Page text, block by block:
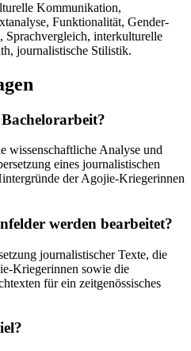
Kommunikation,
Funktionalität, Gender-
interkulturelle
journalistische Stilistik.
wissenschaftliche Analyse und
eines journalistischen
der Agojie-Kriegerinnen
werden bearbeitet?
journalistischer Texte, die
Kriegerinnen sowie die
für ein zeitgenössisches